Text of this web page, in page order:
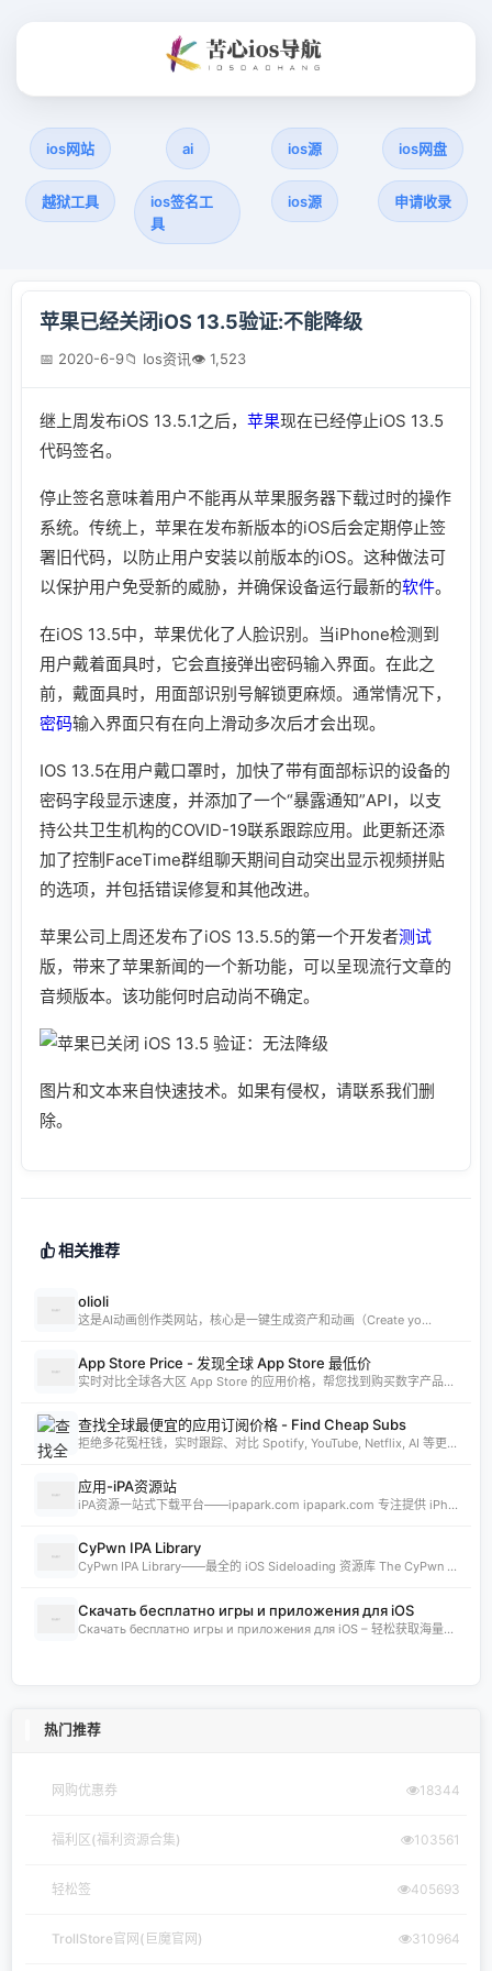
ios网站 ai ios源 ios网盘
越狱工具
ios签名工
具
ios源 申请收录
苹果已经关闭iOS 13.5验证:不能降级
📅 2020-6-9📁 Ios资讯👁 1,523
继上周发布iOS 13.5.1之后， 苹果现在已经停止iOS 13.5
代码签名。
停止签名意味着用户不能再从苹果服务器下载过时的操作
系统。传统上，苹果在发布新版本的iOS后会定期停止签
署旧代码，以防止用户安装以前版本的iOS。这种做法可
以保护用户免受新的威胁，并确保设备运行最新的软件。
在iOS 13.5中，苹果优化了人脸识别。当iPhone检测到
用户戴着面具时，它会直接弹出密码输入界面。在此之
前，戴面具时，用面部识别号解锁更麻烦。通常情况下，
密码输入界面只有在向上滑动多次后才会出现。
IOS 13.5在用户戴口罩时，加快了带有面部标识的设备的
密码字段显示速度，并添加了一个“暴露通知”API，以支
持公共卫生机构的COVID-19联系跟踪应用。此更新还添
加了控制FaceTime群组聊天期间自动突出显示视频拼贴
的选项，并包括错误修复和其他改进。
苹果公司上周还发布了iOS 13.5.5的第一个开发者测试
版，带来了苹果新闻的一个新功能，可以呈现流行文章的
音频版本。该功能何时启动尚不确定。
图片和文本来自快速技术。如果有侵权，请联系我们删
除。
相关推荐
olioli
这是AI动画创作类网站，核心是一键生成资产和动画（Create yo...
App Store Price - 发现全球 App Store 最低价
实时对比全球各大区 App Store 的应用价格，帮您找到购买数字产品的最佳时机。支持实时汇率换算和 AI 智能分析。
查找全球最便宜的应用订阅价格 - Find Cheap Subs
拒绝多花冤枉钱，实时跟踪、对比 Spotify, YouTube, Netflix, AI 等更多 App 的全球订阅价格。发现 App Store 最低价国家，订阅费用立省 80%。
应用-iPA资源站
iPA资源一站式下载平台——ipapark.com ipapark.com 专注提供 iPhone、iPad、iPod 软体的 IPA 文件下载服务，覆盖 iOS4 至 iOS16 全系统版本，满足不同机型的用户需求。无论是正版砸壳、开心版软件，还是越狱插件、免费证书，都可在本站快速获取。 核心优势 **全网最全 ip
CyPwn IPA Library
CyPwn IPA Library——最全的 iOS Sideloading 资源库 The CyPwn IPA Library is the most complete sideloading library available for iOS devices. 这里聚合了海量 IPA 包，覆盖 Jailbreak
Скачать бесплатно игры и приложения для iOS
Скачать бесплатно игры и приложения для iOS – 轻松获取海量精品 在 iklassika.ru，您可以 Скачать 各类 бесплатно 的 игры 与 приложения，专为 iOS 设备打造。平台汇聚最新、最热的移动资源，让用户无需繁琐搜索，一键下载，畅享无
热门推荐
网购优惠券 18344
福利区(福利资源合集) 103561
轻松签 405693
TrollStore官网(巨魔官网) 310964